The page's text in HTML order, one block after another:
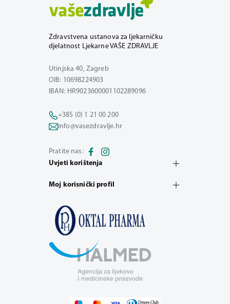
Zdravstvena ustanova za ljekarničku
djelatnost Ljekarne VAŠE ZDRAVLJE
Utinjska 40, Zagreb
OIB: 10698224903
IBAN: HR9023600001102289096
+385 (0) 1 21 00 200
info@vasezdravlje.hr
Pratite nas:
Uvjeti korištenja
Moj korisnički profil